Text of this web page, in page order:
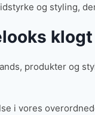
og styling,
klogt
produkter og
i vores